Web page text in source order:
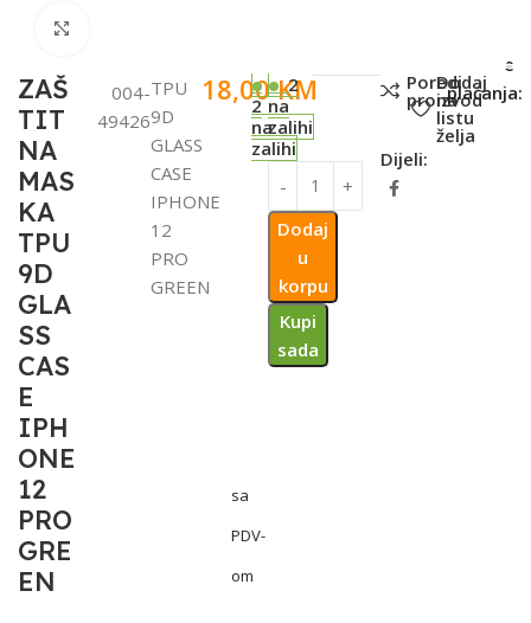
ZAŠ
TIT
NA
MAS
KA
TPU
9D
GLA
SS
CAS
E
IPH
ONE
12
PRO
GRE
EN
004-
49426
TPU
9D
GLASS
CASE
IPHONE
12
PRO
GREEN
18,00KM
sa
PDV-
om
2
na
zalihi
2
na
zalihi
Dodaj
u
korpu
Kupi
sada
Poredi
proizvod
Dodaj
na
listu
želja
Dijeli:
Metode
plaćanja: